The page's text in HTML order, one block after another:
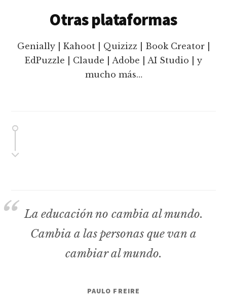
Otras plataformas
Genially | Kahoot | Quizizz | Book Creator |
EdPuzzle | Claude | Adobe | AI Studio | y
mucho más…
La educación no cambia al mundo.
Cambia a las personas que van a
cambiar al mundo.
PAULO FREIRE